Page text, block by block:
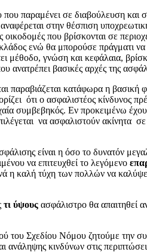
παραμένει σε διαβούλευση και
στην θέσπιση
που βρίσκονται σε
ενώ θα μπορούσε πράγματι να
μέθοδο, γνώση και κεφάλαια,
ανατρέπει βασικές αρχές της
παραβιάζεται κατάφωρα η βασική
ότι ο ασφαλιστέος κίνδυνος
συμβεβηκός. Εν προκειμένω
να ασφαλιστούν ακίνητα σε
είναι η όσο το δυνατόν
να επιτευχθεί το λεγόμενο
η καλή τύχη των πολλών να
τι ύψους ασφάλιστρο θα απαιτηθεί
του Σχεδίου Νόμου ζητούμε την
ανάληψης κινδύνων στις